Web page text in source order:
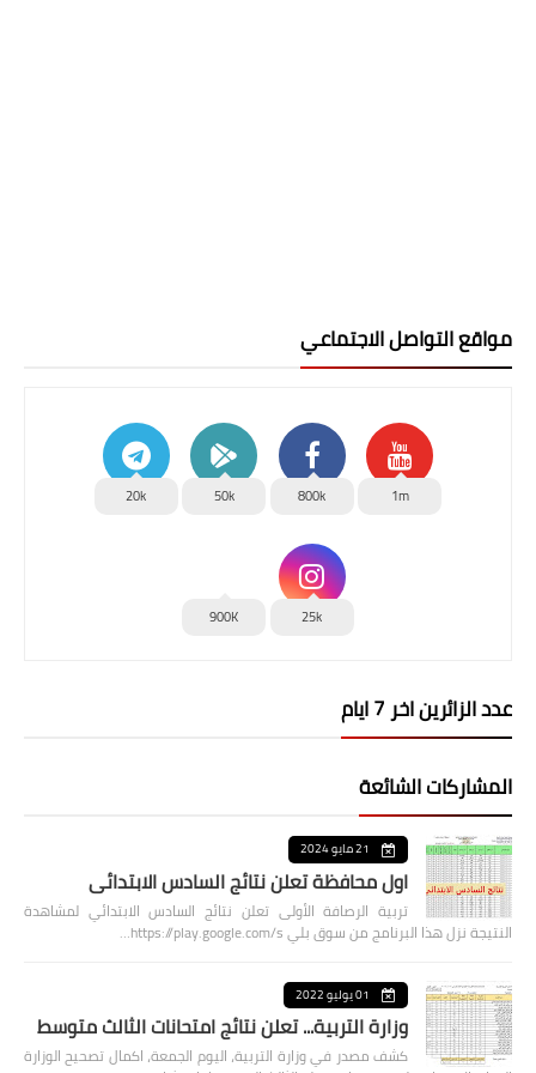
مواقع التواصل الاجتماعي
1m
800k
50k
20k
25k
900K
عدد الزائرين اخر 7 ايام
المشاركات الشائعة
21 مايو 2024
اول محافظة تعلن نتائج السادس الابتدائي
تربية الرصافة الأولى تعلن نتائج السادس الابتدائي لمشاهدة
النتيجة نزل هذا البرنامج من سوق بلي https://play.google.com/s…
01 يوليو 2022
وزارة التربية... تعلن نتائج امتحانات الثالث متوسط
كشف مصدر في وزارة التربية، اليوم الجمعة، اكمال تصحيح الوزارة